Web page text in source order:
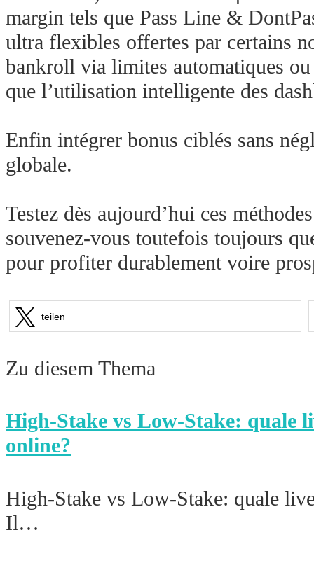
margin tels que Pass Line &
ultra flexibles offertes par certains
bankroll via limites automatiques
que l’utilisation intelligente des
Enfin intégrer bonus ciblés sans
globale.
Testez dès aujourd’hui ces
souvenez‑vous toutefois toujours
pour profiter durablement voire
teilen
Zu diesem Thema
High‑Stake vs Low‑Stake: quale
online?
High‑Stake vs Low‑Stake: quale
Il…